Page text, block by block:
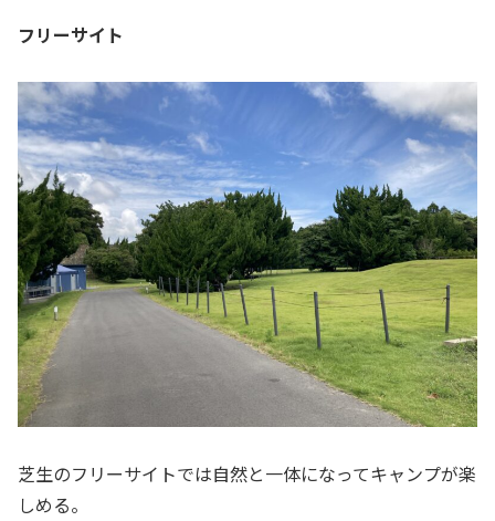
フリーサイト
芝生のフリーサイトでは自然と一体になってキャンプが楽
しめる。